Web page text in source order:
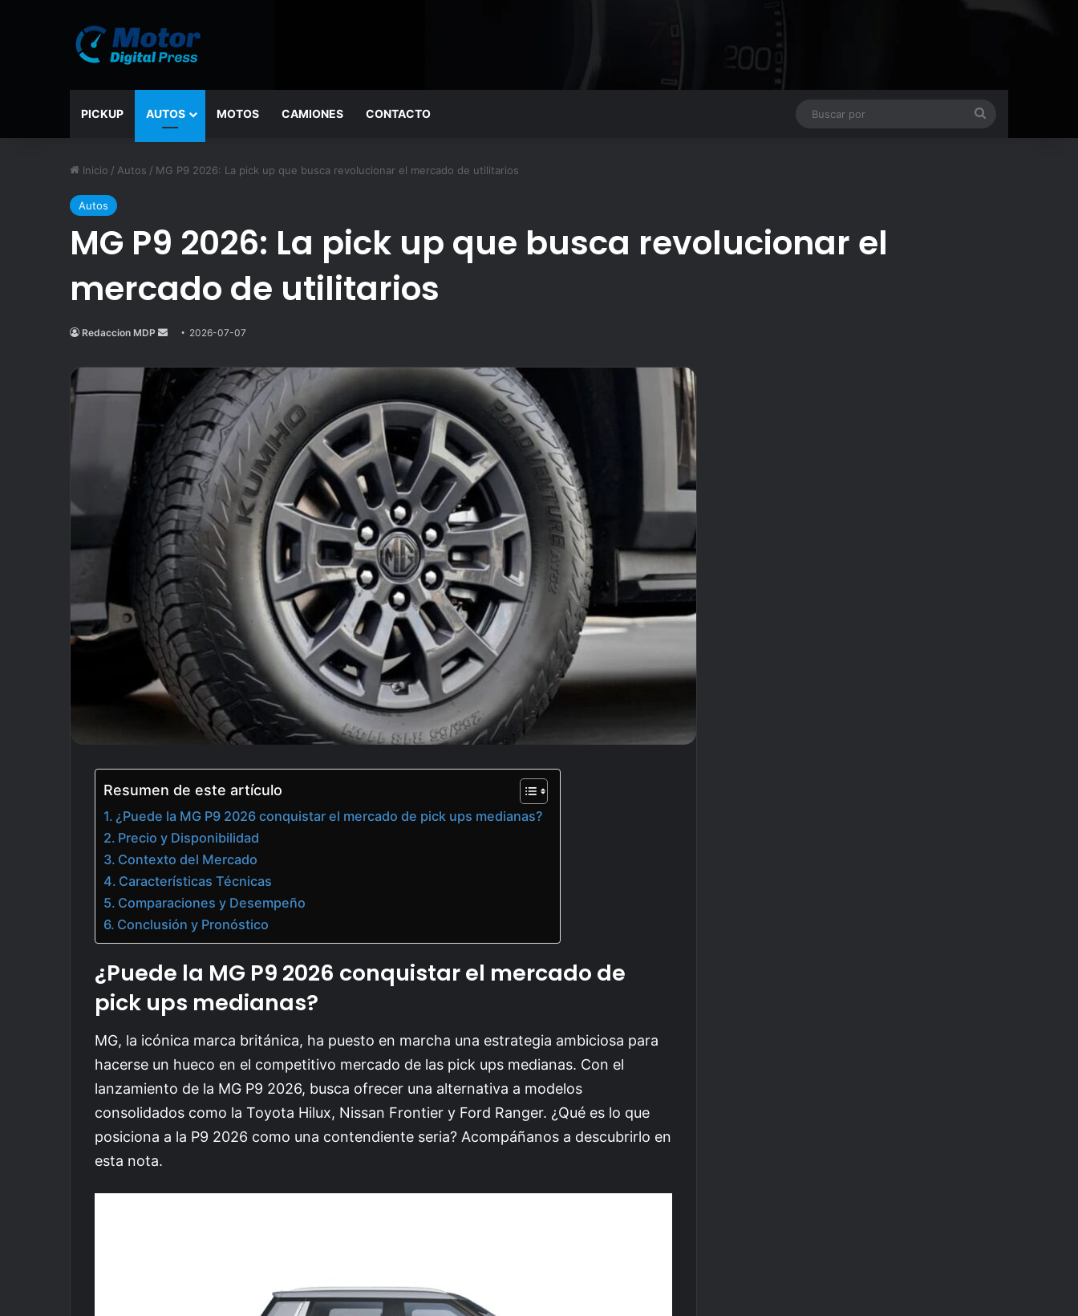
PICKUP AUTOS MOTOS CAMIONES CONTACTO
Inicio / Autos / MG P9 2026: La pick up que busca revolucionar el mercado de utilitarios
Autos
MG P9 2026: La pick up que busca revolucionar el
mercado de utilitarios
Redaccion MDP
Send
email
2026-07-07
Resumen de este artículo
¿Puede la MG P9 2026 conquistar el mercado de pick ups medianas?
Precio y Disponibilidad
Contexto del Mercado
Características Técnicas
Comparaciones y Desempeño
Conclusión y Pronóstico
¿Puede la MG P9 2026 conquistar el mercado de
pick ups medianas?
MG, la icónica marca británica, ha puesto en marcha una estrategia ambiciosa para
hacerse un hueco en el competitivo mercado de las pick ups medianas. Con el
lanzamiento de la MG P9 2026, busca ofrecer una alternativa a modelos
consolidados como la Toyota Hilux, Nissan Frontier y Ford Ranger. ¿Qué es lo que
posiciona a la P9 2026 como una contendiente seria? Acompáñanos a descubrirlo en
esta nota.